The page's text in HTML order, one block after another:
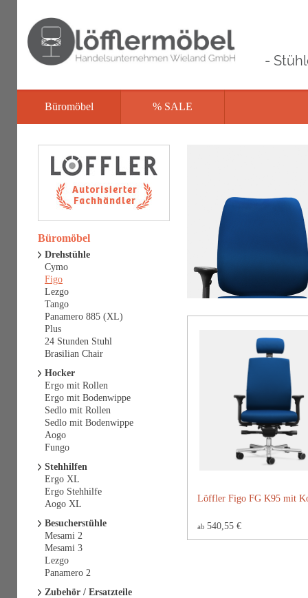
-
Büromöbel % SALE
Löffler Figo FG K95 mit
ab 540,55 €
Büromöbel
Drehstühle
Cymo
Figo
Lezgo
Tango
Panamero 885 (XL)
Plus
24 Stunden Stuhl
Brasilian Chair
Hocker
Ergo mit Rollen
Ergo mit Bodenwippe
Sedlo mit Rollen
Sedlo mit Bodenwippe
Aogo
Fungo
Stehhilfen
Ergo XL
Ergo Stehhilfe
Aogo XL
Besucherstühle
Mesami 2
Mesami 3
Lezgo
Panamero 2
Zubehör / Ersatzteile